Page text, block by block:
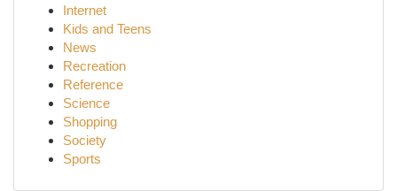
Internet
Kids and Teens
News
Recreation
Reference
Science
Shopping
Society
Sports